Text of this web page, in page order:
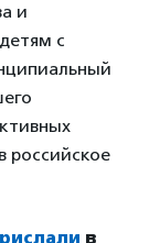
и
с
российское
в